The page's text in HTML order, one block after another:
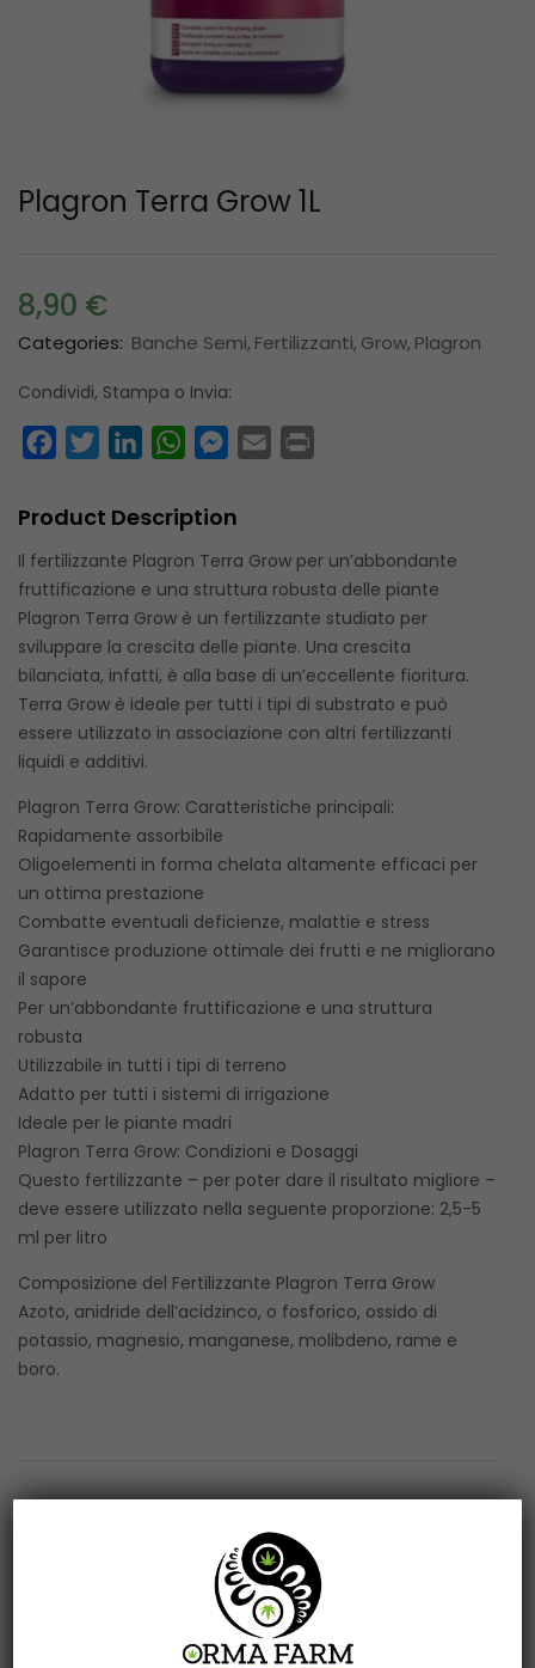
Plagron Terra Grow 1L
8,90 €
Categories: Banche Semi Fertilizzanti Grow Plagron
Condividi, Stampa o Invia:
FacebookTwitterLinkedInWhatsAppMessenger
Email
Product Description
Il fertilizzante Plagron Terra Grow per un’abbondante
fruttificazione e una struttura robusta delle piante
Plagron Terra Grow è un fertilizzante studiato per
sviluppare la crescita delle piante. Una crescita
bilanciata, infatti, è alla base di un’eccellente fioritura.
Terra Grow è ideale per tutti i tipi di substrato e può
essere utilizzato in associazione con altri fertilizzanti
liquidi e additivi.
Plagron Terra Grow: Caratteristiche principali:
Rapidamente assorbibile
Oligoelementi in forma chelata altamente efficaci per
un ottima prestazione
Combatte eventuali deficienze, malattie e stress
Garantisce produzione ottimale dei frutti e ne migliorano
il sapore
Per un’abbondante fruttificazione e una struttura
robusta
Utilizzabile in tutti i tipi di terreno
Adatto per tutti i sistemi di irrigazione
Ideale per le piante madri
Plagron Terra Grow: Condizioni e Dosaggi
Questo fertilizzante – per poter dare il risultato migliore –
deve essere utilizzato nella seguente proporzione: 2,5-5
ml per litro
Composizione del Fertilizzante Plagron Terra Grow
Azoto, anidride dell’acidzinco, o fosforico, ossido di
potassio, magnesio, manganese, molibdeno, rame e
boro.